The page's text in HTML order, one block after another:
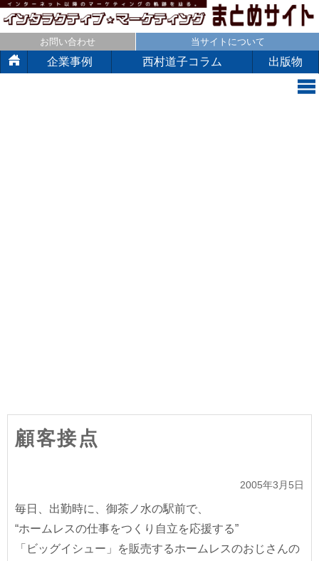
お問い合わせ 当サイトについて
企業事例 西村道子コラム 出版物
顧客接点
2005年3月5日
毎日、出勤時に、御茶ノ水の駅前で、
“ホームレスの仕事をつくり自立を応援する”
「ビッグイシュー」を販売するホームレスのおじさんの